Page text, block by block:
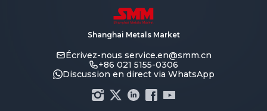
cuivre au comptant]
Shanghai Metals Market
Écrivez-nous service.en@smm.cn
+86 021 5155-0306
Discussion en direct via WhatsApp